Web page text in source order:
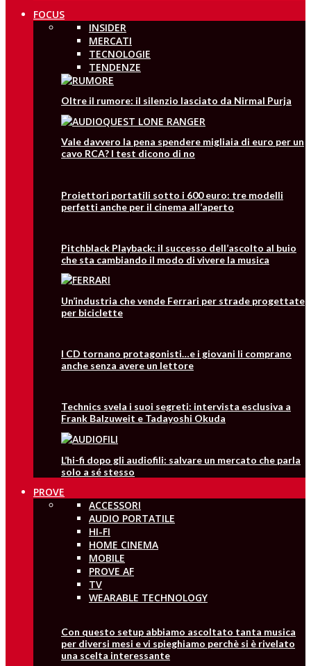
FOCUS
INSIDER
MERCATI
TECNOLOGIE
TENDENZE
Oltre il rumore: il silenzio lasciato da Nirmal Purja
Vale davvero la pena spendere migliaia di euro per un
cavo RCA? I test dicono di no
Proiettori portatili sotto i 600 euro: tre modelli
perfetti anche per il cinema all’aperto
Pitchblack Playback: il successo dell’ascolto al buio
che sta cambiando il modo di vivere la musica
Un’industria che vende Ferrari per strade progettate
per biciclette
I CD tornano protagonisti…e i giovani li comprano
anche senza avere un lettore
Technics svela i suoi segreti: intervista esclusiva a
Frank Balzuweit e Tadayoshi Okuda
L’hi-fi dopo gli audiofili: salvare un mercato che parla
solo a sé stesso
PROVE
ACCESSORI
AUDIO PORTATILE
HI-FI
HOME CINEMA
MOBILE
PROVE AF
TV
WEARABLE TECHNOLOGY
Con questo setup abbiamo ascoltato tanta musica
per diversi mesi e vi spieghiamo perchè si è rivelato
una scelta interessante